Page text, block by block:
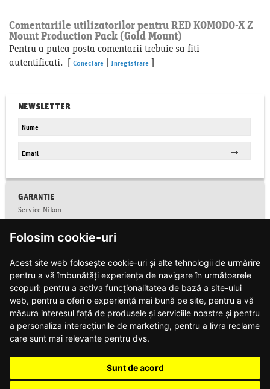
Folosim cookie-uri
Acest site web folosește cookie-uri și alte tehnologii de urmărire
pentru a vă îmbunătăți experiența de navigare în următoarele
scopuri: pentru a activa funcționalitatea de bază a site-ului
web, pentru a oferi o experiență mai bună pe site, pentru a vă
măsura interesul față de produsele și serviciile noastre și pentru
a personaliza interacțiunile de marketing, pentru a livra reclame
care sunt mai relevante pentru dvs.
Sunt de acord
Comentariile utilizatorilor pentru RED KOMODO-X Z
Mount Production Pack (Gold Mount)
Pentru a putea posta comentarii trebuie sa fiti
autentificati. [ Conectare | Inregistrare ]
NEWSLETTER
GARANTIE
Service Nikon
Conditii service Nikon
Facebook
Conditii de garantie
Contact
Informatii siguranta produse
Modalitati de plata si livrare
Notificari web push
Politica de confidentialitate
Politica de utilizare cookie-uri
Regulament campanie Nikon
Regulament campanie Nikon Z8
Regulament campanie obiective Z